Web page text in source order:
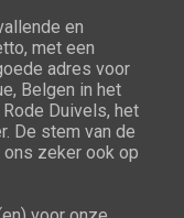
en
met een
adres voor
Belgen in het
Duivels, het
De stem van de
zeker ook op